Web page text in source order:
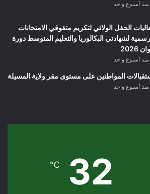
منذ أسبوع واحد
الحفل الولائي لتكريم متفوقي الامتحانات
لشهادتي البكالوريا والتعليم المتوسط دورة
2026
منذ أسبوع واحد
المواطنين على مستوى مقر ولاية المسيلة
منذ أسبوع واحد
32
℃